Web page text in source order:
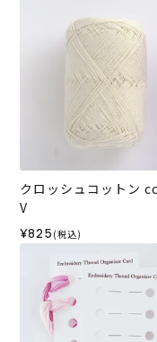
クロッシュコットン
V
¥825 (税込)